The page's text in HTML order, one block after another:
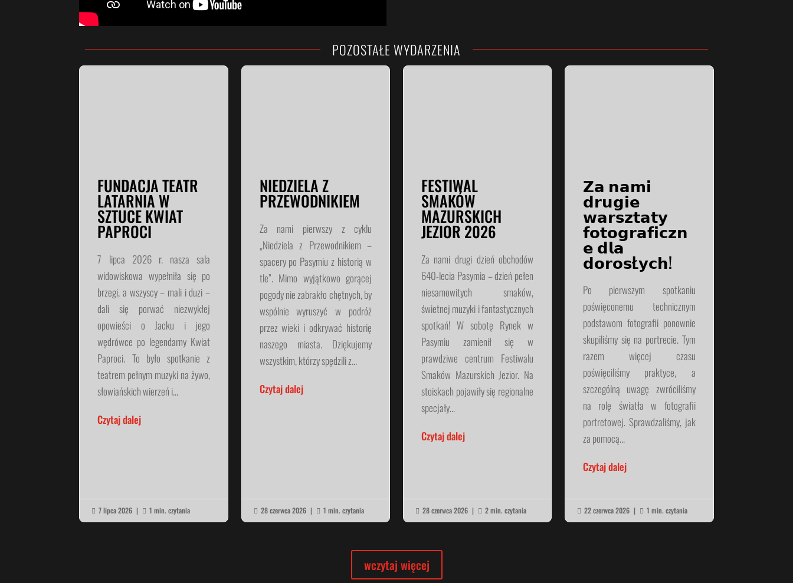
POZOSTAŁE WYDARZENIA
FUNDACJA TEATR
LATARNIA W
SZTUCE KWIAT
PAPROCI
7 lipca 2026 r. nasza sala
widowiskowa wypełniła się po
brzegi, a wszyscy – mali i duzi –
dali się porwać niezwykłej
opowieści o Jacku i jego
wędrówce po legendarny Kwiat
Paproci. To było spotkanie z
teatrem pełnym muzyki na żywo,
słowiańskich wierzeń i...
Czytaj dalej
 7 lipca 2026 |  1 min. czytania
NIEDZIELA Z
PRZEWODNIKIEM
Za nami pierwszy z cyklu
„Niedziela z Przewodnikiem –
spacery po Pasymiu z historią w
tle”. Mimo wyjątkowo gorącej
pogody nie zabrakło chętnych, by
wspólnie wyruszyć w podróż
przez wieki i odkrywać historię
naszego miasta. Dziękujemy
wszystkim, którzy spędzili z...
Czytaj dalej
 28 czerwca 2026 |  1 min. czytania
FESTIWAL
SMAKÓW
MAZURSKICH
JEZIOR 2026
Za nami drugi dzień obchodów
640-lecia Pasymia – dzień pełen
niesamowitych smaków,
świetnej muzyki i fantastycznych
spotkań! W sobotę Rynek w
Pasymiu zamienił się w
prawdziwe centrum Festiwalu
Smaków Mazurskich Jezior. Na
stoiskach pojawiły się regionalne
specjały...
Czytaj dalej
 28 czerwca 2026 |  2 min. czytania
𝗭𝗮 𝗻𝗮𝗺𝗶
𝗱𝗿𝘂𝗴𝗶𝗲
𝘄𝗮𝗿𝘀𝘇𝘁𝗮𝘁𝘆
𝗳𝗼𝘁𝗼𝗴𝗿𝗮𝗳𝗶𝗰𝘇𝗻
𝗲 𝗱𝗹𝗮
𝗱𝗼𝗿𝗼𝘀Ł𝘆𝗰𝗵!
Po pierwszym spotkaniu
poświęconemu technicznym
podstawom fotografii ponownie
skupiliśmy się na portrecie. Tym
razem więcej czasu
poświęciliśmy praktyce, a
szczególną uwagę zwróciliśmy
na rolę światła w fotografii
portretowej. Sprawdzaliśmy, jak
za pomocą...
Czytaj dalej
 22 czerwca 2026 |  1 min. czytania
wczytaj więcej